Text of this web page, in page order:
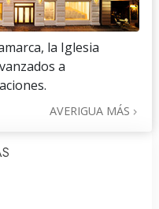
la Iglesia
a
AVERIGUA MÁS